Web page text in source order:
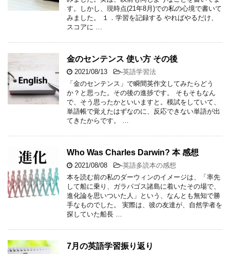
す。しかし、現時点(21年8月)での私の心境で書いて
みました。 １．学習を記録する やればやるだけ、
スコアに …
金のセンテンス 使い方 その後
2021/08/13 -英語学習法
「金のセンテンス」で瞬間英作文してみたらどう
か？と思った。その後の進捗です。 そもそもなん
で、そう思ったかといいますと。模試をしていて、
単語帳で覚えたはずなのに、反応できない単語が出
てきたからです。 …
Who Was Charles Darwin? 本 感想
2021/08/08 -英語多読本の感想
本を読む前の私のダーウィンのイメージは、「率先
して船に乗り、ガラパゴス諸島に着いたその場で、
進化論を思いついた人」という、なんとも無知で勝
手なものでした。 実際は、彼の友達が、自然学者を
探していた船長 …
7月の英語学習振り返り